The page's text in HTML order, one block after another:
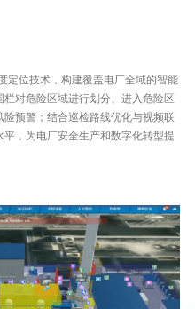
定位技术，构建覆盖电厂全域的智能
对危险区域进行划分、进入危险区
预警；结合巡检路线优化与视频联
，为电厂安全生产和数字化转型提